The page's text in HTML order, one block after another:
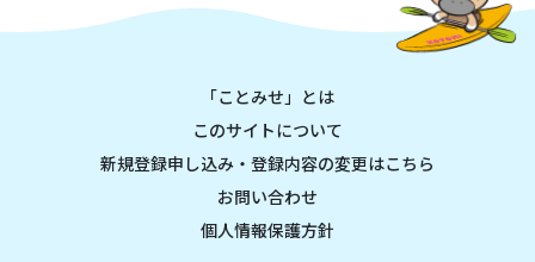
「ことみせ」とは
このサイトについて
新規登録申し込み・登録内容の変更はこちら
お問い合わせ
個人情報保護方針